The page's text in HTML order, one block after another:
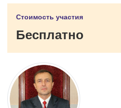
Стоимость участия
Бесплатно